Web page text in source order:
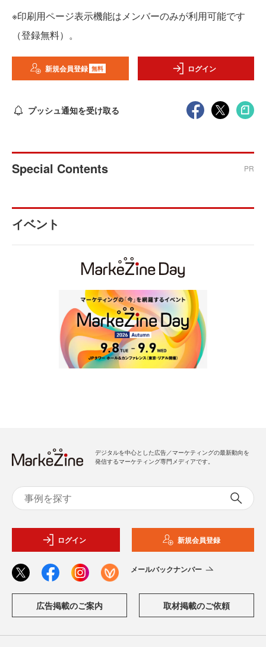
※印刷用ページ表示機能はメンバーのみが利用可能です
（登録無料）。
新規会員登録 無料 ログイン
プッシュ通知を受け取る
Special Contents PR
イベント
デジタルを中心とした広告／マーケティングの最新動向を
発信するマーケティング専門メディアです。
ログイン 新規会員登録
メールバックナンバー
広告掲載のご案内 取材掲載のご依頼